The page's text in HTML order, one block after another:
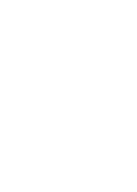
Struktura
Wykończenie
Do wilgotnych
Odporność na
Przestrzeń na
Twardość
Maksymalna temperatura